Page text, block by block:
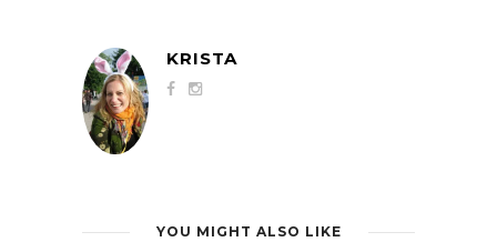
KRISTA
YOU MIGHT ALSO LIKE